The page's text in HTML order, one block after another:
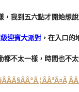
，我到五六點才開始想
迎賓大派對 ，在入口的
都不太一樣，時間也不